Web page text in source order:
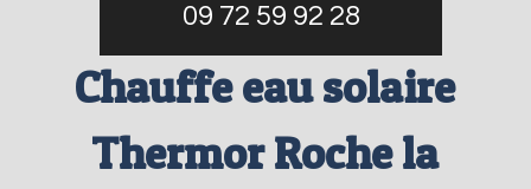
09 72 59 92 28
Chauffe eau solaire
Thermor Roche la